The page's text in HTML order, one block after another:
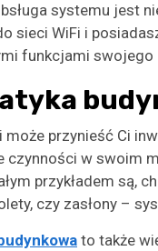
systemu jest
sieci WiFi i
funkcjami swojego
może przynieść Ci
czynności w swoim
przykładem są,
czy zasłony –
to także